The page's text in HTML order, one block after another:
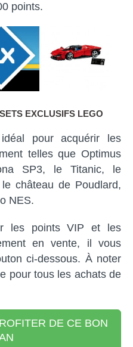
points.
EXCLUSIFS LEGO
pour acquérir les
telles que Optimus
SP3, le Titanic, le
château de Poudlard,
NES.
les points VIP et les
en vente, il vous
ci-dessous. À noter
pour tous les achats de
DE CE BON